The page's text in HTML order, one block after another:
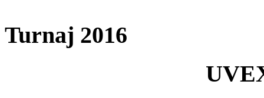
Turnaj 2016